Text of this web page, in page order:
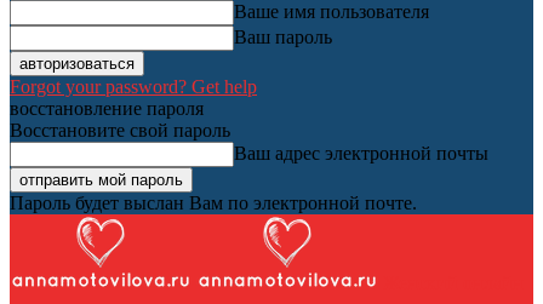
Ваше имя пользователя
Ваш пароль
Forgot your password? Get help
восстановление пароля
Восстановите свой пароль
Ваш адрес электронной почты
Пароль будет выслан Вам по электронной почте.